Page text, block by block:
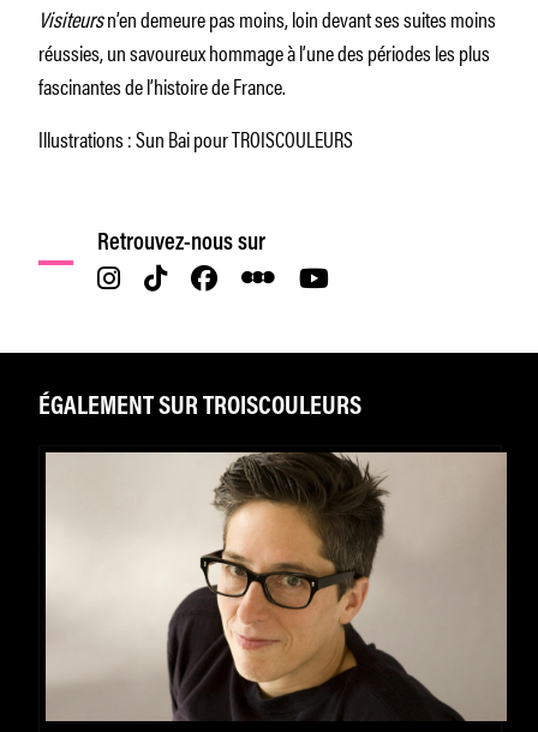
Visiteursn’en demeure pas moins, loin devant ses suites moins
réussies, un savoureux hommage à l’une des périodes les plus
fascinantes de l’histoire de France.
Illustrations : Sun Bai pour TROISCOULEURS
Retrouvez-nous sur
ÉGALEMENT SUR TROISCOULEURS